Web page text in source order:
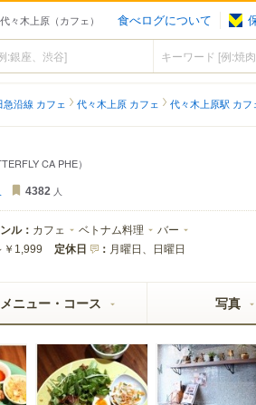
々木上原（カフェ） 食べログについて
沿線 カフェ 代々木上原 カフェ 代々木上原駅 カフ
CA PHE）
4382 人
ル： カフェ ベトナム料理 バー
￥1,999 定休日 ： 月曜日、日曜日
メニュー・コース 写真